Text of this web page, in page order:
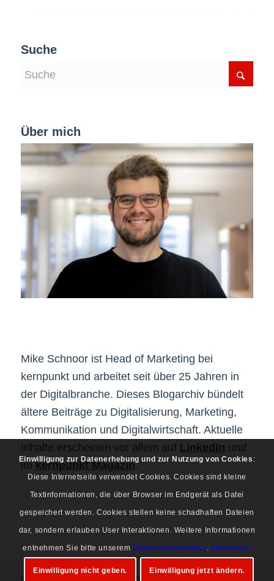
Suche
Über mich
Mike Schnoor ist Head of Marketing bei
kernpunkt und arbeitet seit über 25 Jahren in
der Digitalbranche. Dieses Blogarchiv bündelt
ältere Beiträge zu Digitalisierung, Marketing,
Kommunikation und Digitalwirtschaft. Aktuelle
Inhalte erscheinen vor allem auf LinkedIn und
imkernpunkt Magazin.
© Copyright 1997-2026 Mike Schnoor. Alle Rechte vorbehalten.
Einwilligung zur Datenerhebung und zur Nutzung von Cookies :
Diese Internetseite verwendet Cookies. Cookies sind kleine
Textinformationen, die über Browser im Endgerät als Datei
gespeichert werden. Cookies stellen keine schadhaften Dateien
dar, sondern erlauben User Interaktionen. Weitere Informationen
entnehmen Sie bitte unserem Datenschutzhinweis. Impressum
Einwilligung nicht geben. Einwilligung jetzt ändern.